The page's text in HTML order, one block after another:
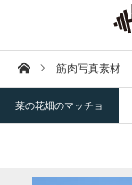
ホーム筋肉写真素材
菜の花畑のマッチョ